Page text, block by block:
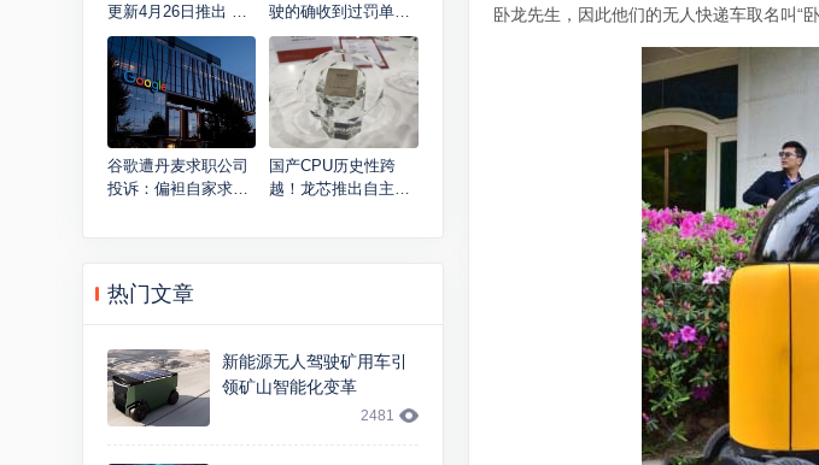
更新4月26日推出 隐
私新功能上线
驶的确收到过罚单，
无人车2018年量产
谷歌遭丹麦求职公司
投诉：偏袒自家求职
国产CPU历史性跨
越！龙芯推出自主指
热门文章
新能源无人驾驶矿用车引
领矿山智能化变革
2481
卧龙先生，因此他们的无人快递车取名叫“卧